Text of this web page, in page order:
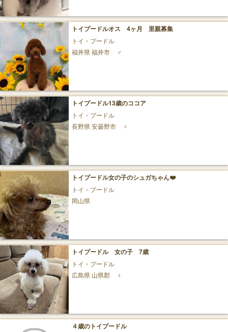
トイプードルオス 4ヶ月 里親募集
トイ・プードル
福井県 福井市
♂
トイプードル13歳のココア
トイ・プードル
長野県 安曇野市
♀
トイプードル女の子のシュガちゃん❤️
トイ・プードル
岡山県
トイプードル 女の子 7歳
トイ・プードル
広島県 山県郡
♀
４歳のトイプードル